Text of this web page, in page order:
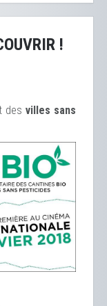
!
desvilles sans